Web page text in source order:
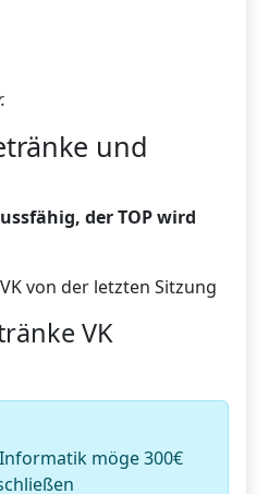
und
der TOP wird
von der letzten Sitzung
VK
möge 300€